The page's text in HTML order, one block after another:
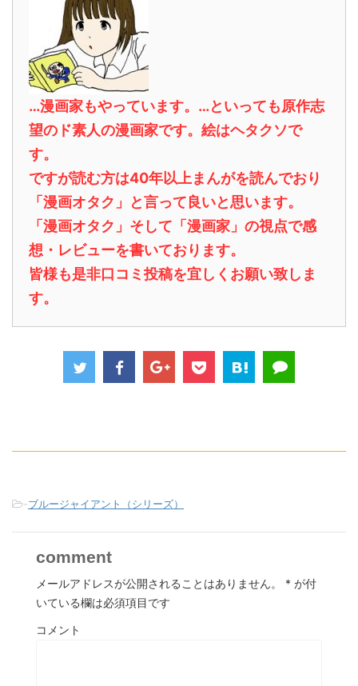
…漫画家もやっています。…といっても原作志
望のド素人の漫画家です。絵はヘタクソで
す。
ですが読む方は40年以上まんがを読んでおり
「漫画オタク」と言って良いと思います。
「漫画オタク」そして「漫画家」の視点で感
想・レビューを書いております。
皆様も是非口コミ投稿を宜しくお願い致しま
す。
-ブルージャイアント（シリーズ）
comment
メールアドレスが公開されることはありません。 * が付
いている欄は必須項目です
コメント